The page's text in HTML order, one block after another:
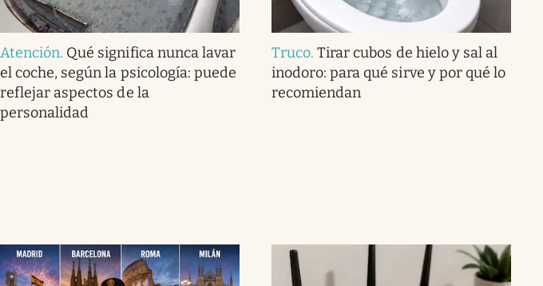
Atención. Qué significa nunca lavar
el coche, según la psicología: puede
reflejar aspectos de la
personalidad
Truco.Tirar cubos de hielo y sal al
inodoro: para qué sirve y por qué lo
recomiendan